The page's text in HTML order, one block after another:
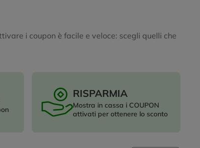
i coupon è facile e veloce: scegli quelli che
RISPARMIA
Mostra in cassa i COUPON
attivati per ottenere lo sconto